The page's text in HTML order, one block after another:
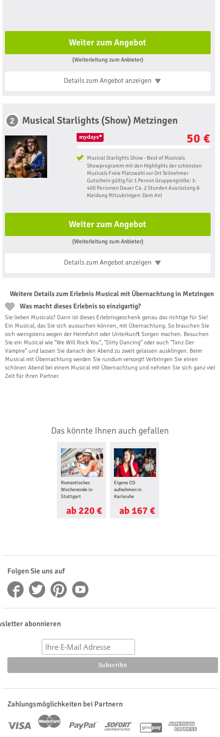
Weiter zum Angebot
(Weiterleitung zum Anbieter)
Details zum Angebotanzeigen
2 Musical Starlights (Show) Metzingen
50 €
Musical Starlights Show - Best of Musicals
Showprogramm mit den Highlights der schönsten
Musicals Freie Platzwahl vor Ort Teilnehmer
Gutschein gültig für 1 Person Gruppengröße: 1-
400 Personen Dauer Ca. 2 Stunden Ausrüstung &
Kleidung Mitzubringen: Dem Anl
Weiter zum Angebot
(Weiterleitung zum Anbieter)
Details zum Angebotanzeigen
Weitere Details zum Erlebnis Musical mit Übernachtung in Metzingen
Was macht dieses Erlebnis so einzigartig?
Sie lieben Musicals? Dann ist dieses Erlebnisgeschenk genau das richtige für Sie!
Ein Musical, das Sie sich aussuchen können, mit Übernachtung. So brauchen Sie
sich wenigstens wegen der Heimfahrt oder Unterkunft Sorgen machen. Besuchen
Sie ein Musical wie "We Will Rock You", "Dirty Dancing" oder auch "Tanz Der
Vampire" und lassen Sie danach den Abend zu zweit gelassen ausklingen. Beim
Musical mit Übernachtung werden Sie rundum versorgt! Verbringen Sie einen
schönen Abend bei einem Musical mit Übernachtung und nehmen Sie sich ganz viel
Zeit für Ihren Partner.
Das könnte Ihnen auch gefallen
Romantisches
Wochenende in
Stuttgart
ab 220 €
Eigene CD
aufnehmen in
Karlsruhe
ab 167 €
Folgen Sie uns auf
abonnieren
Zahlungsmöglichkeiten bei Partnern